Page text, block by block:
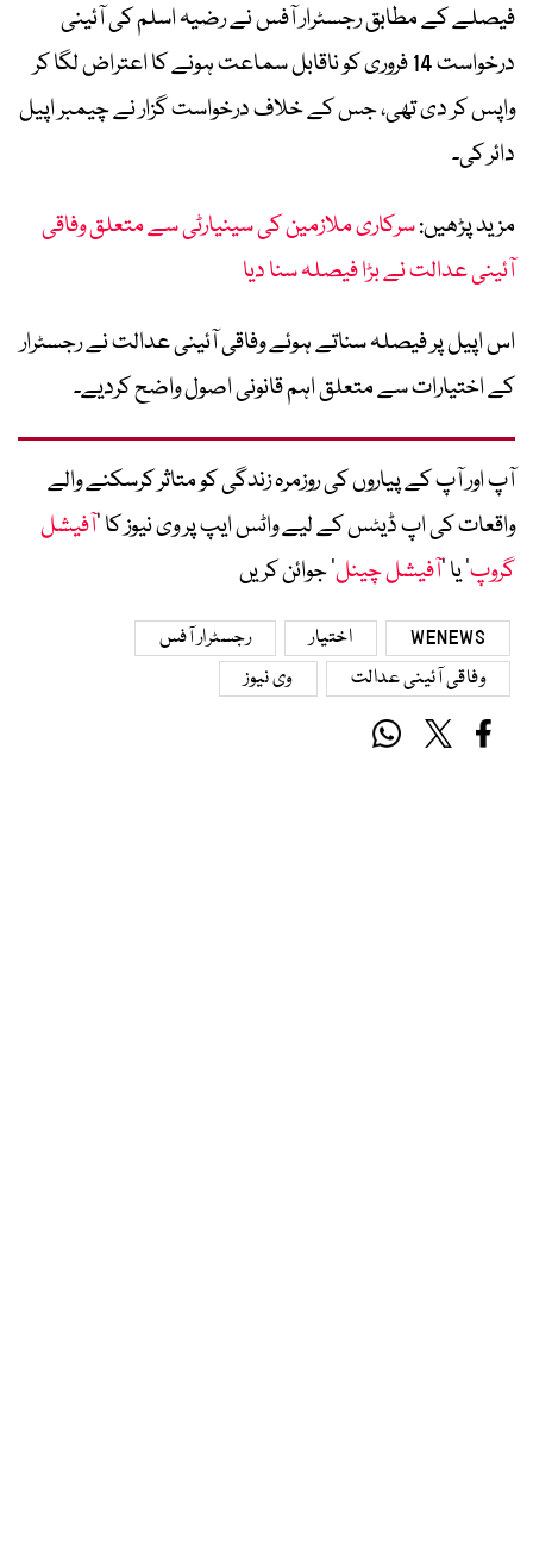
فیصلے کے مطابق رجسٹرار آفس نے رضیہ اسلم کی آئینی
درخواست 14 فروری کو ناقابل سماعت ہونے کا اعتراض لگا کر
واپس کر دی تھی، جس کے خلاف درخواست گزار نے چیمبر اپیل
دائر کی۔
مزید پڑھیں:سرکاری ملازمین کی سینیارٹی سے متعلق وفاقی
آئینی عدالت نے بڑا فیصلہ سنا دیا
اس اپیل پر فیصلہ سناتے ہوئے وفاقی آئینی عدالت نے رجسٹرار
کے اختیارات سے متعلق اہم قانونی اصول واضح کردیے۔
آپ اور آپ کے پیاروں کی روزمرہ زندگی کو متاثر کرسکنے والے
واقعات کی اپ ڈیٹس کے لیے واٹس ایپ پر وی نیوز کا ’آفیشل
گروپ‘ یا ’آفیشل چینل‘ جوائن کریں
WENEWS اختیار
رجسٹرار آفس
وفاقی آئینی عدالت
وی نیوز